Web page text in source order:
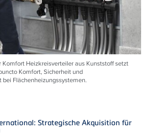
Komfort Heizkreisverteiler aus Kunststoff setzt
Komfort, Sicherheit und
Flächenheizungssystemen.
Strategische Akquisition für